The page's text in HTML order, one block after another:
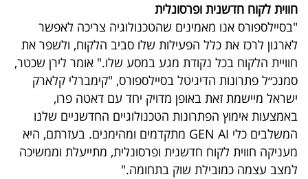
חווית לקוח חדשנית ופרסונלית
"בסיילספורס אנו מאמינים שהטכנולוגיה צריכה לאפשר
לארגון לרכז את כלל הפעילות שלו סביב הלקוח, ולשפר את
חוויית הלקוח בכל נקודת מגע במסע שלו." אומר לירן שכטר,
סמנכ״ל פתרונות הדיגיטל בסיילספורס, "קימברלי קלארק
ישראל מיישמת זאת באופן מדויק יחד עם דאטה פרו,
באמצעות אימוץ הפתרונות הטכנולוגיים החדשניים שלנו
המשלבים כלי GEN AI מתקדמים ומהימנים. בעזרתם, היא
מעניקה חווית לקוח חדשנית ופרסונלית, מתייעלת וממשיכה
למצב עצמה כמובילת שוק בתחומה."